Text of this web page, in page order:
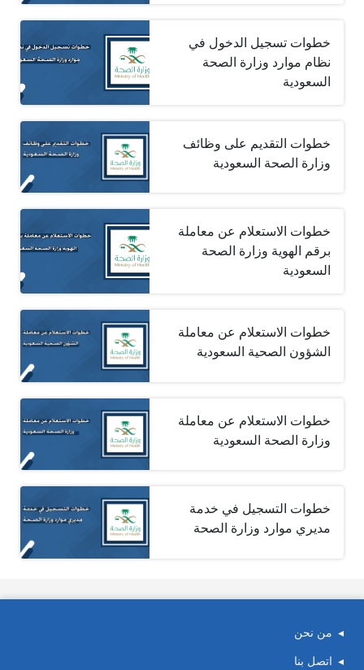
خطوات تسجيل الدخول في
نظام موارد وزارة الصحة
السعودية
خطوات التقديم على وظائف
وزارة الصحة السعودية
خطوات الاستعلام عن معاملة
برقم الهوية وزارة الصحة
السعودية
خطوات الاستعلام عن معاملة
الشؤون الصحية السعودية
خطوات الاستعلام عن معاملة
وزارة الصحة السعودية
خطوات التسجيل في خدمة
مديري موارد وزارة الصحة
من نحن
اتصل بنا